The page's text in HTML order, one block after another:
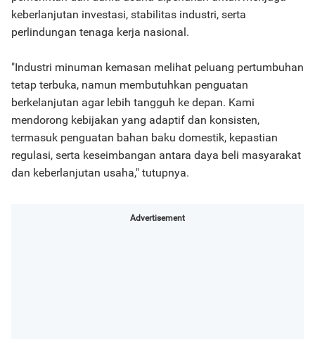
keberlanjutan investasi, stabilitas industri, serta
perlindungan tenaga kerja nasional.
"Industri minuman kemasan melihat peluang pertumbuhan
tetap terbuka, namun membutuhkan penguatan
berkelanjutan agar lebih tangguh ke depan. Kami
mendorong kebijakan yang adaptif dan konsisten,
termasuk penguatan bahan baku domestik, kepastian
regulasi, serta keseimbangan antara daya beli masyarakat
dan keberlanjutan usaha," tutupnya.
Advertisement